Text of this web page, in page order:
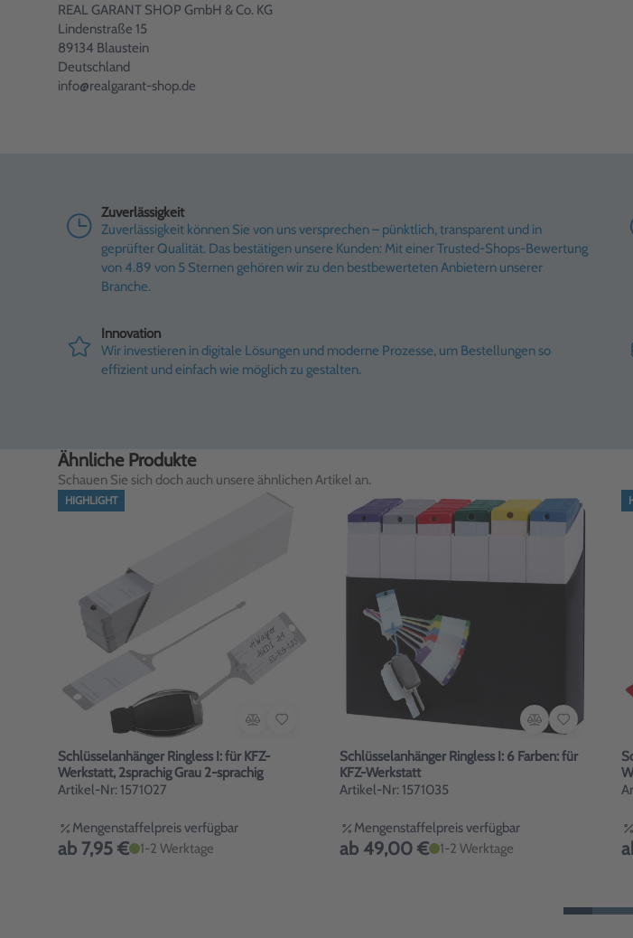
REAL GARANT SHOP GmbH & Co. KG
Lindenstraße 15
89134 Blaustein
Deutschland
info@realgarant-shop.de
Zuverlässigkeit
Zuverlässigkeit können Sie von uns versprechen – pünktlich, transparent und in
geprüfter Qualität. Das bestätigen unsere Kunden: Mit einer Trusted-Shops-Bewertung
von 4.89 von 5 Sternen gehören wir zu den bestbewerteten Anbietern unserer
Branche.
Innovation
Wir investieren in digitale Lösungen und moderne Prozesse, um Bestellungen so
effizient und einfach wie möglich zu gestalten.
Ähnliche Produkte
Schauen Sie sich doch auch unsere ähnlichen Artikel an.
HIGHLIGHT
Schlüsselanhänger Ringless I: für KFZ-
Werkstatt, 2sprachig Grau 2-sprachig
Artikel-Nr: 1571027
Mengenstaffelpreis verfügbar
ab 7,95 € 1-2 Werktage
Schlüsselanhänger Ringless I: 6 Farben: für
KFZ-Werkstatt
Artikel-Nr: 1571035
Mengenstaffelpreis verfügbar
ab 49,00 € 1-2 Werktage